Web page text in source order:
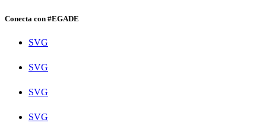
Conecta con #EGADE
SVG
SVG
SVG
SVG